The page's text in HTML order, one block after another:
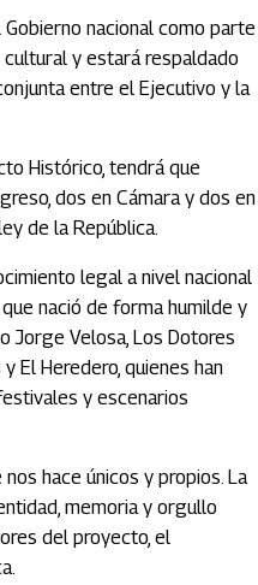
nacional como parte
y estará respaldado
entre el Ejecutivo y la
Histórico, tendrá que
dos en Cámara y dos en
de la República.
legal a nivel nacional
nació de forma humilde y
Jorge Velosa, Los Dotores
El Heredero, quienes han
y escenarios
hace únicos y propios. La
memoria y orgullo
del proyecto, el